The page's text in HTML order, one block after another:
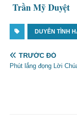
Trần Mỹ Duyệt
DUYÊN TÌNH
TRƯỚC ĐÓ
Phút lắng đọng Lời